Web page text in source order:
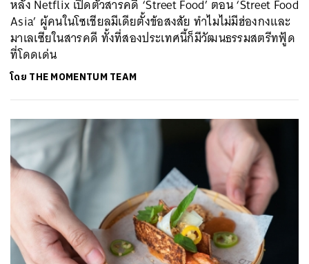
หลัง Netflix เปิดตัวสารคดี ‘Street Food’ ตอน ‘Street Food
Asia’ ผู้คนในโซเชียลมีเดียตั้งข้อสงสัย ทำไมไม่มีฮ่องกงและ
มาเลเซียในสารคดี ทั้งที่สองประเทศนี้ก็มีวัฒนธรรมสตรีทฟู้ด
ที่โดดเด่น
โดย THE MOMENTUM TEAM